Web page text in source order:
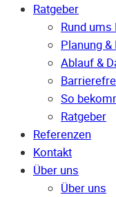
Ratgeber
Rund ums
Planung
Ablauf &
So
Ratgeber
Referenzen
Kontakt
Über uns
Über uns